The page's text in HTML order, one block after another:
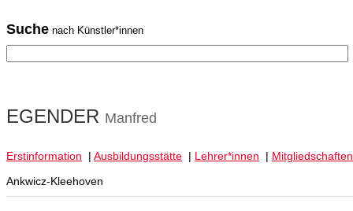
Suche nach Künstler*innen
EGENDER Manfred
Erstinformation | Ausbildungsstätte | Lehrer*innen | Mitgliedschaften
Ankwicz-Kleehoven